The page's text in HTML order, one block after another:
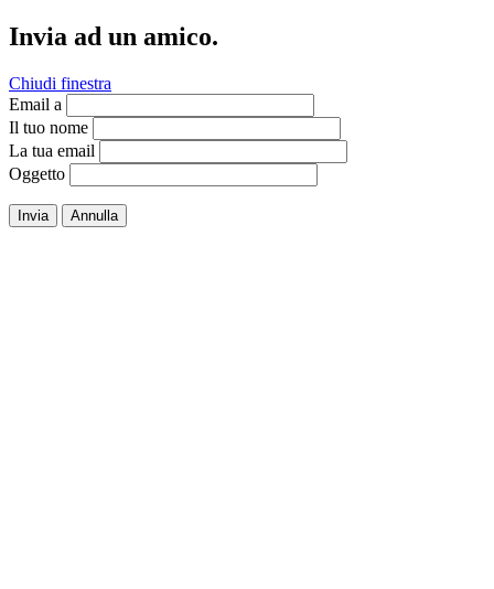
Invia ad un amico.
Chiudi finestra
Email a
Il tuo nome
La tua email
Oggetto
Invia Annulla